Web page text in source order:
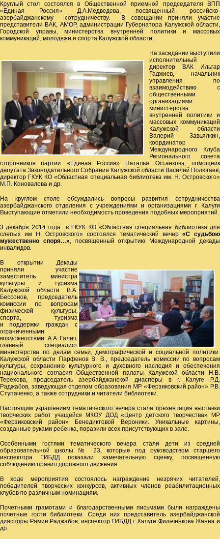
Круглый стол состоялся в Общественной приемной председателя ВПП
«Единая Россия» Д.А.Медведева, посвященный российско-
азербайджанскому сотрудничеству. В совещании приняли участие
представители ВАК, АМОР, администрации Губернатора Калужской области,
Городской управы, министерства внутренней политики и массовых
коммуникаций, молодежи и спорта Калужской области.
На заседании выступили
исполнительный
директор ВАК Ильгар
Гаджиев, начальник
управления по
взаимодействию с
общественными
организациями
министерства
внутренней политики и
массовых коммуникаций
Калужской области
Валерий Завьялкин,
координатор
Международного Клуба
Регионального совета
сторонников партии «Единая Россия» Наталья Останкова, помощник
депутата Законодательного Собрания Калужской области Василий Полюгаев,
директор ГКУК КО «Областная специальная библиотека им. Н. Островского»
М.П. Коновалова и др.
На круглом столе обсуждались вопросы развития сотрудничества
азербайджанского отделения с учреждениями и организациями г. Калуги
Выступающие отметили необходимость проведения подобных мероприятий.
3 декабря 2014 года в ГКУК КО «Областная специальная библиотека для
слепых им Н. Островского» состоялся тематический вечер«С судьбою
мужественно споря…», посвященный открытию Международной декады
инвалидов.
В открытии Декады
приняли участие
заместитель министра
культуры и туризма
Калужской области В.А.
Бессонов, председатель
комиссии по вопросам
физической культуры,
спорта, туризма
и поддержки граждан с
ограниченными
возможностями А.А. Галич,
главный специалист
министерства по делам семьи, демографической и социальной политики
Калужской области Парфенов В. В., председатель комиссии по вопросам
культуры, сохранению культурного и духовного наследия и обеспечения
национального согласия Общественной палаты Калужской области Н.В.
Терехова, председатель азербайджанской диаспоры в г. Калуге Р.Д.
Раджабов, заведующая отделом образования МР «Ферзиковский район» Р.В.
Ступаченко, а также сотрудники и читатели библиотеки.
Настоящим украшением тематического вечера стала презентация выставки
творческих работ учащейся МКОУ ДОД «Центр детского творчества» МР
«Ферзиковский район» Бенедиктовой Вероники. Уникальные картины,
созданные руками ребенка, поразили всех присутствующих в зале.
Особенными гостями тематического вечера стали дети из средней
образовательной школы № 23, которые под руководством старшего
инспектора ГИБДД показали замечательную сценку, посвященную
соблюдению правил дорожного движения.
В ходе мероприятия состоялось награждение незрячих читателей,
победителей творческих конкурсов, активных членов реабилитационных
клубов по различным номинациям.
Почетными грамотами и благодарственными письмами были награждены
почетные гости библиотеки. Среди них представитель азербайджанской
диаспоры Рамин Раджабов, инспектор ГИБДД г. Калуги Фильченкова Жанна и
др.